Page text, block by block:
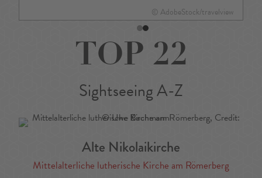
© AdobeStock/travelview
TOP 22
Sightseeing A-Z
Alte Nikolaikirche
Mittelalterliche lutherische Kirche am Römerberg